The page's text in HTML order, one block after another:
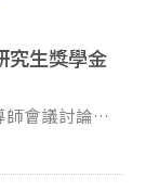
認證制度如
研究聚焦商學
學醫院後所
成到職場需
醫學部多位醫
研究人員，
，希望研究能
究生獎學金
會議討論，
商